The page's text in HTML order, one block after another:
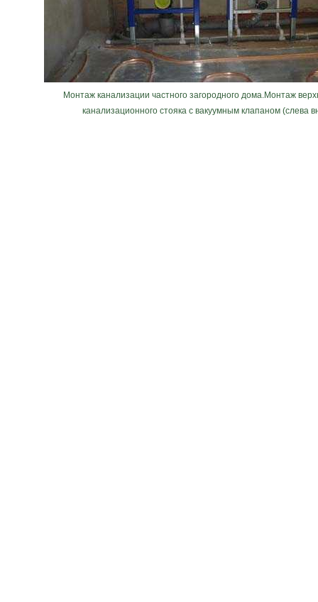
Монтаж канализации частного загородного дома.Монтаж
канализационного стояка с вакуумным клапаном (слева